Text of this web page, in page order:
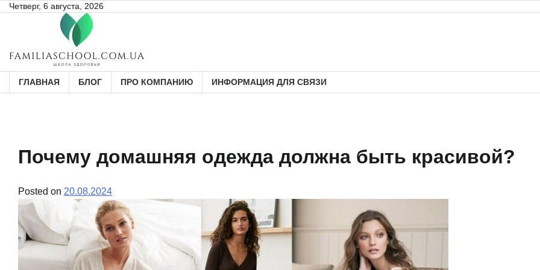
SkipЧетверг, 6 августа, 2026
ГЛАВНАЯ БЛОГ ПРО КОМПАНИЮ ИНФОРМАЦИЯ ДЛЯ СВЯЗИ
Почему домашняя одежда должна быть красивой?
Posted on 20.08.2024